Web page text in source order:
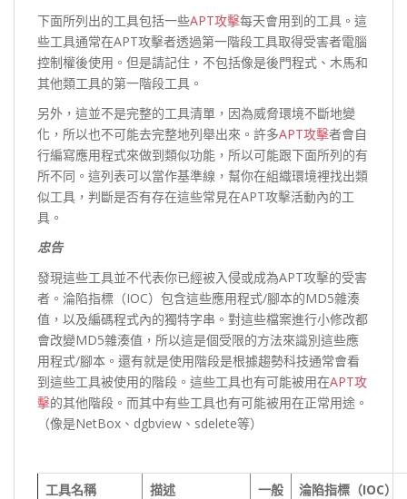
下面所列出的工具包括一些APT攻擊每天會用到的工具。這
些工具通常在APT攻擊者透過第一階段工具取得受害者電腦
控制權後使用。但是請記住，不包括像是後門程式、木馬和
其他類工具的第一階段工具。
另外，這並不是完整的工具清單，因為威脅環境不斷地變
化，所以也不可能去完整地列舉出來。許多APT攻擊者會自
行編寫應用程式來做到類似功能，所以可能跟下面所列的有
所不同。這列表可以當作基準線，幫你在組織環境裡找出類
似工具，判斷是否有存在這些常見在APT攻擊活動內的工
具。
忠告
發現這些工具並不代表你已經被入侵或成為APT攻擊的受害
者。淪陷指標（IOC）包含這些應用程式/腳本的MD5雜湊
值，以及編碼程式內的獨特字串。對這些檔案進行小修改都
會改變MD5雜湊值，所以這是個受限的方法來識別這些應
用程式/腳本。還有就是使用階段是根據趨勢科技通常會看
到這些工具被使用的階段。這些工具也有可能被用在APT攻
擊的其他階段。而其中有些工具也有可能被用在正常用途。
（像是NetBox、dgbview、sdelete等）
工具名稱 描述
一般
淪陷指標（IOC）